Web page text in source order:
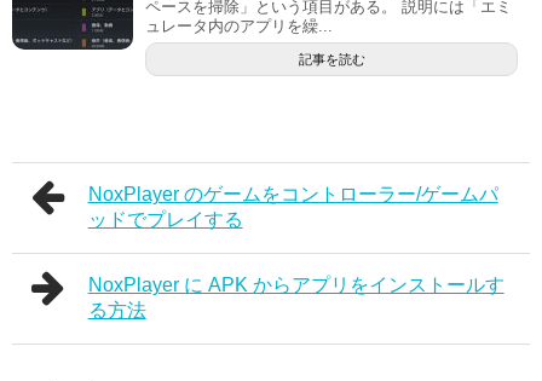
ペースを掃除」という項目がある。 説明には「エミ
ュレータ内のアプリを繰...
記事を読む
NoxPlayer のゲームをコントローラー/ゲームパ
ッドでプレイする
NoxPlayer に APK からアプリをインストールす
る方法